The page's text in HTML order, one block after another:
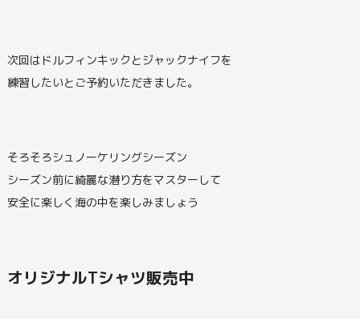
次回はドルフィンキックとジャックナイフを
練習したいとご予約いただきました。
そろそろシュノーケリングシーズン
シーズン前に綺麗な潜り方をマスターして
安全に楽しく海の中を楽しみましょう
オリジナルTシャツ販売中